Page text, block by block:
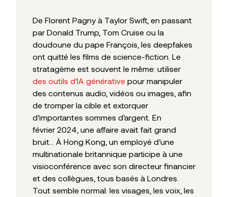
De Florent Pagny à Taylor Swift, en passant
par Donald Trump, Tom Cruise ou la
doudoune du pape François, les deepfakes
ont quitté les films de science-fiction. Le
stratagème est souvent le même: utiliser
des outils d’IA générative pour manipuler
des contenus audio, vidéos ou images, afin
de tromper la cible et extorquer
d’importantes sommes d’argent. En
février 2024, une affaire avait fait grand
bruit… À Hong Kong, un employé d’une
multinationale britannique participe à une
visioconférence avec son directeur financier
et des collègues, tous basés à Londres.
Tout semble normal: les visages, les voix, les